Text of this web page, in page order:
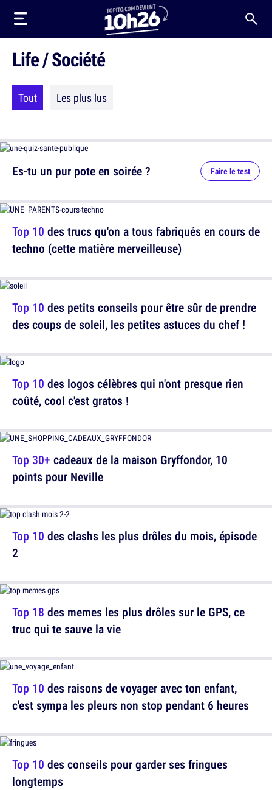
Life / Société
Tout Les plus lus
Es-tu un pur pote en soirée ? Faire le test
Top 10 des petits conseils pour être sûr de prendre
des coups de soleil, les petites astuces du chef !
Top 30+ cadeaux de la maison Gryffondor, 10
points pour Neville
Top 18 des memes les plus drôles sur le GPS, ce
truc qui te sauve la vie
Top 10 des conseils pour garder ses fringues
longtemps
Top 10 des trucs qu'on a tous fabriqués en cours de
techno (cette matière merveilleuse)
Top 10 des logos célèbres qui n'ont presque rien
coûté, cool c'est gratos !
Top 10 des clashs les plus drôles du mois, épisode
2
Top 10 des raisons de voyager avec ton enfant,
c'est sympa les pleurs non stop pendant 6 heures